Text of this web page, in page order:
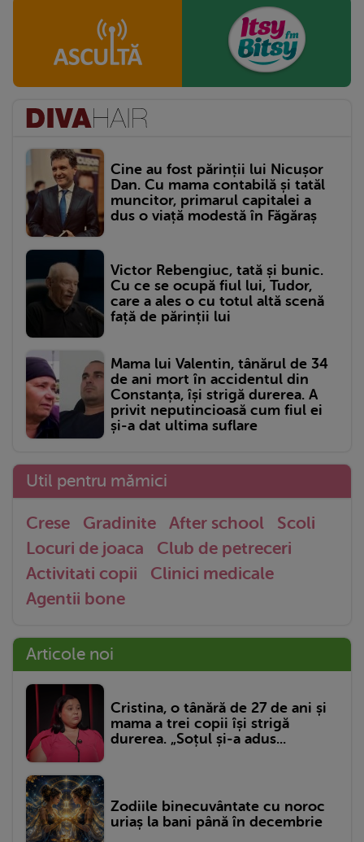
Cine au fost părinții lui Nicușor
Dan. Cu mama contabilă și tatăl
muncitor, primarul capitalei a
dus o viață modestă în Făgăraș
Victor Rebengiuc, tată și bunic.
Cu ce se ocupă fiul lui, Tudor,
care a ales o cu totul altă scenă
față de părinții lui
Mama lui Valentin, tânărul de 34
de ani mort în accidentul din
Constanța, își strigă durerea. A
privit neputincioasă cum fiul ei
și-a dat ultima suflare
Util pentru mămici
Crese Gradinite After school
Scoli
Locuri de joaca
Club de petreceri
Activitati copii
Clinici medicale
Agentii bone
Articole noi
Cristina, o tânără de 27 de ani și
mama a trei copii își strigă
durerea. „Soțul și-a adus...
Zodiile binecuvântate cu noroc
uriaș la bani până în decembrie